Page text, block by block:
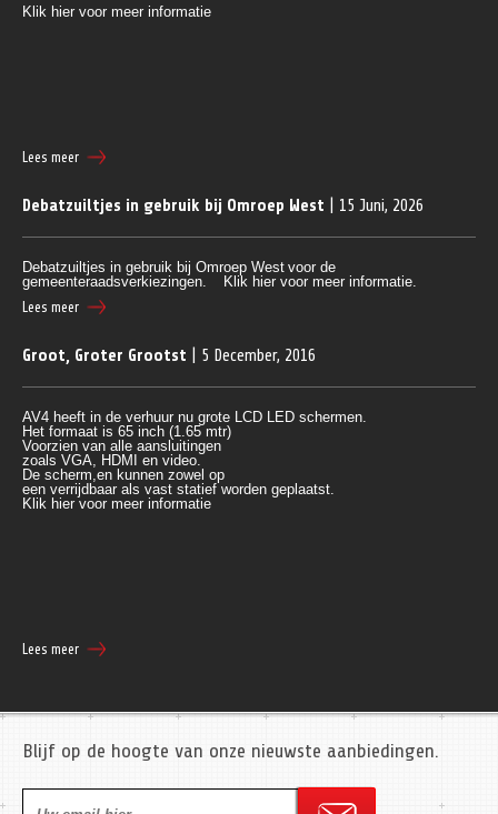
Klik hier voor meer informatie
Lees meer
Debatzuiltjes in gebruik bij Omroep West | 15 Juni, 2026
Debatzuiltjes in gebruik bij Omroep West voor de
gemeenteraadsverkiezingen.
Klik hier voor meer informatie.
Lees meer
Groot, Groter Grootst | 5 December, 2016
AV4 heeft in de verhuur nu grote LCD LED schermen.
Het formaat is 65 inch (1.65 mtr)
Voorzien van alle aansluitingen
zoals VGA, HDMI en video.
De scherm,en kunnen zowel op
een verrijdbaar als vast statief worden geplaatst.
Klik hier voor meer informatie
Lees meer
Blijf op de hoogte van onze nieuwste aanbiedingen.